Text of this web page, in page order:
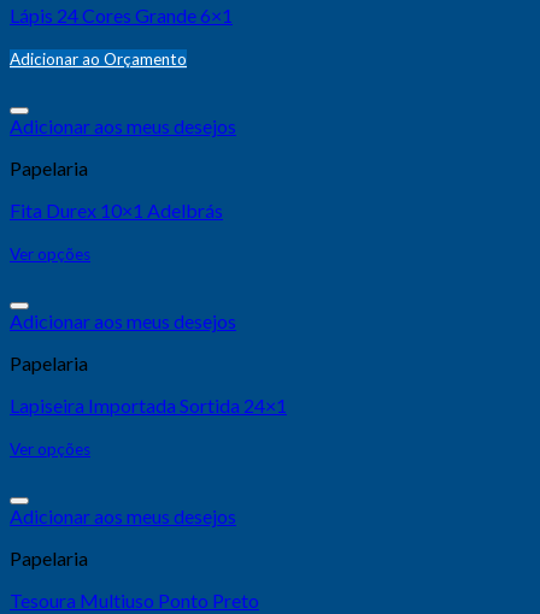
Lápis 24 Cores Grande 6×1
Adicionar ao Orçamento
Adicionar aos meus desejos
Papelaria
Fita Durex 10×1 Adelbrás
Ver opções
Adicionar aos meus desejos
Papelaria
Lapiseira Importada Sortida 24×1
Ver opções
Adicionar aos meus desejos
Papelaria
Tesoura Multiuso Ponto Preto